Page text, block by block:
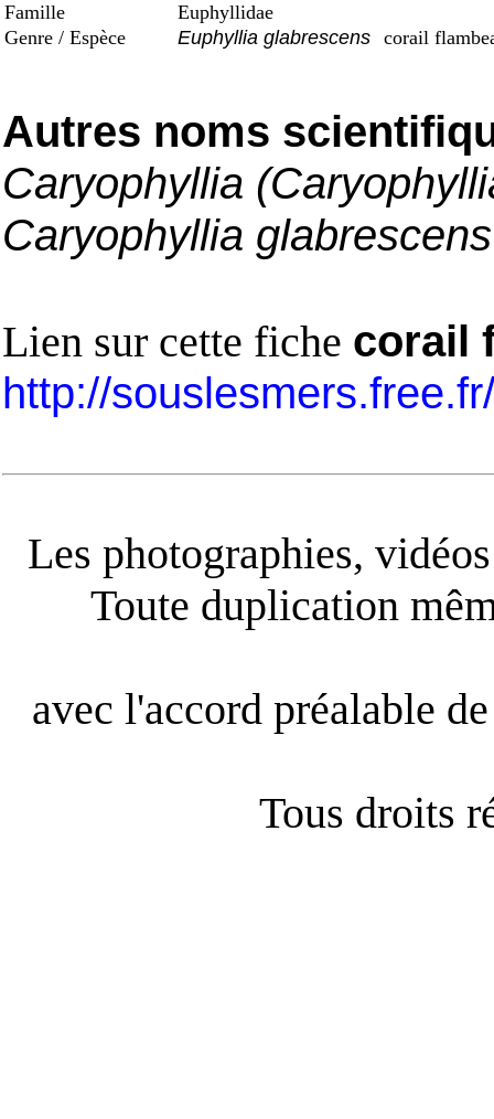
Famille
Euphyllidae
Genre / Espèce
Euphyllia glabrescens corail
Autres noms
Caryophyllia
Caryophyllia glabrescens
Lien sur cette fiche corail
http://
Les photographies,
Toute duplication
avec l'accord préalable
Tous droits